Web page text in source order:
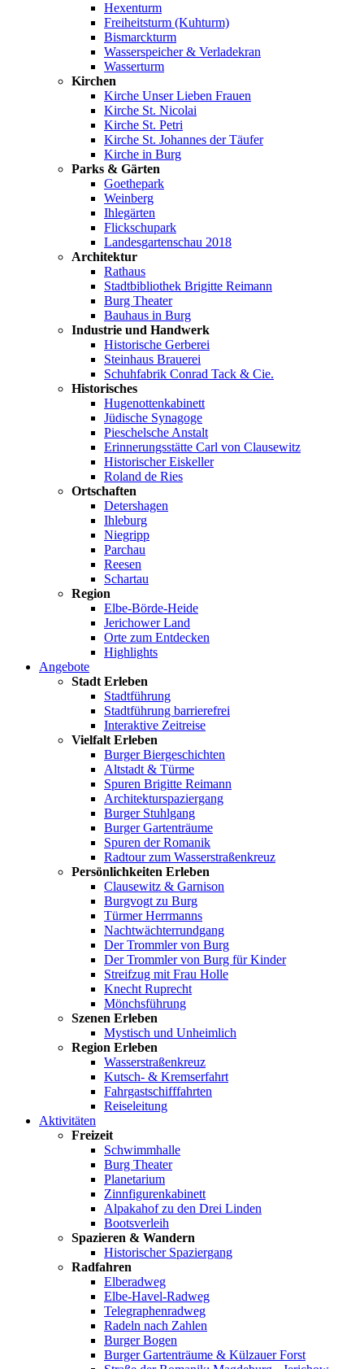
Hexenturm
Freiheitsturm (Kuhturm)
Bismarckturm
Wasserspeicher & Verladekran
Wasserturm
Kirchen
Kirche Unser Lieben Frauen
Kirche St. Nicolai
Kirche St. Petri
Kirche St. Johannes der Täufer
Kirche in Burg
Parks & Gärten
Goethepark
Weinberg
Ihlegärten
Flickschupark
Landesgartenschau 2018
Architektur
Rathaus
Stadtbibliothek Brigitte Reimann
Burg Theater
Bauhaus in Burg
Industrie und Handwerk
Historische Gerberei
Steinhaus Brauerei
Schuhfabrik Conrad Tack & Cie.
Historisches
Hugenottenkabinett
Jüdische Synagoge
Pieschelsche Anstalt
Erinnerungsstätte Carl von Clausewitz
Historischer Eiskeller
Roland de Ries
Ortschaften
Detershagen
Ihleburg
Niegripp
Parchau
Reesen
Schartau
Region
Elbe-Börde-Heide
Jerichower Land
Orte zum Entdecken
Highlights
Angebote
Stadt Erleben
Stadtführung
Stadtführung barrierefrei
Interaktive Zeitreise
Vielfalt Erleben
Burger Biergeschichten
Altstadt & Türme
Spuren Brigitte Reimann
Architekturspaziergang
Burger Stuhlgang
Burger Gartenträume
Spuren der Romanik
Radtour zum Wasserstraßenkreuz
Persönlichkeiten Erleben
Clausewitz & Garnison
Burgvogt zu Burg
Türmer Herrmanns
Nachtwächterrundgang
Der Trommler von Burg
Der Trommler von Burg für Kinder
Streifzug mit Frau Holle
Knecht Ruprecht
Mönchsführung
Szenen Erleben
Mystisch und Unheimlich
Region Erleben
Wasserstraßenkreuz
Kutsch- & Kremserfahrt
Fahrgastschifffahrten
Reiseleitung
Aktivitäten
Freizeit
Schwimmhalle
Burg Theater
Planetarium
Zinnfigurenkabinett
Alpakahof zu den Drei Linden
Bootsverleih
Spazieren & Wandern
Historischer Spaziergang
Radfahren
Elberadweg
Elbe-Havel-Radweg
Telegraphenradweg
Radeln nach Zahlen
Burger Bogen
Burger Gartenträume & Külzauer Forst